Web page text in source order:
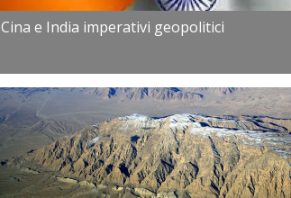
Cina e India imperativi geopolitici